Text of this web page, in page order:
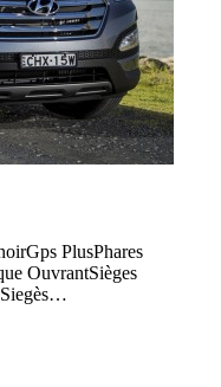
PlusPhares
OuvrantSièges